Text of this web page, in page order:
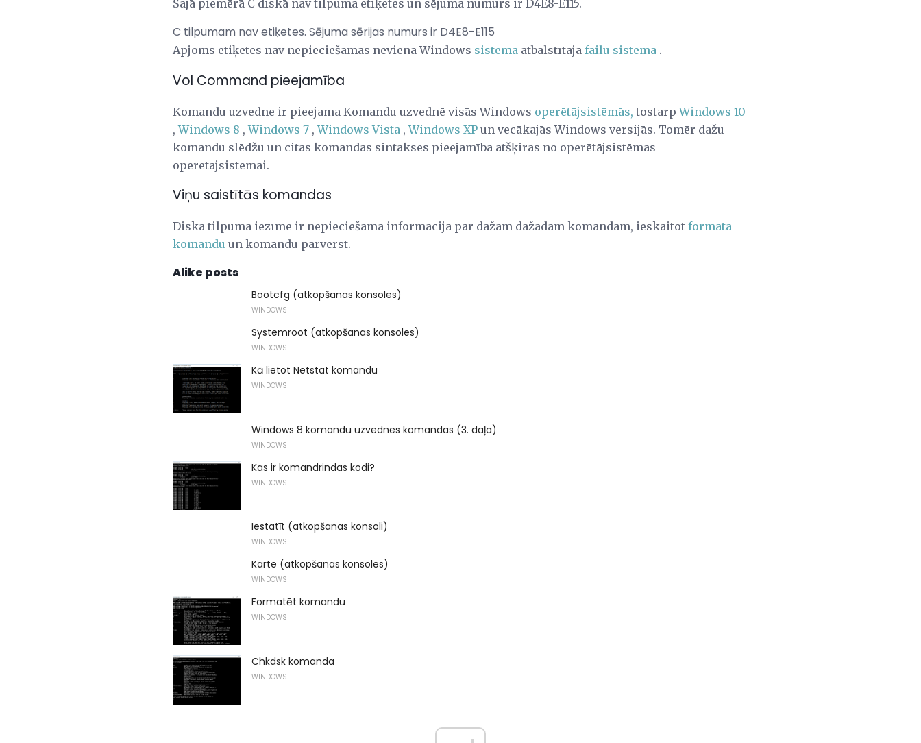
Šajā piemērā C diskā nav tilpuma etiķetes un sējuma numurs ir D4E8-E115.
C tilpumam nav etiķetes. Sējuma sērijas numurs ir D4E8-E115
Apjoms etiķetes nav nepieciešamas nevienā Windows sistēmā atbalstītajā failu sistēmā .
Vol Command pieejamība
Komandu uzvedne ir pieejama Komandu uzvednē visās Windows operētājsistēmās, tostarpWindows 10
,Windows 8 ,Windows 7 ,Windows Vista ,Windows XP un vecākajās Windows versijās. Tomēr dažu
komandu slēdžu un citas komandas sintakses pieejamība atšķiras no operētājsistēmas
operētājsistēmai.
Viņu saistītās komandas
Diska tilpuma iezīme ir nepieciešama informācija par dažām dažādām komandām, ieskaitot formāta
komandu un komandu pārvērst.
Alike posts
Bootcfg (atkopšanas konsoles)
WINDOWS
Systemroot (atkopšanas konsoles)
WINDOWS
Kā lietot Netstat komandu
WINDOWS
Windows 8 komandu uzvednes komandas (3. daļa)
WINDOWS
Kas ir komandrindas kodi?
WINDOWS
Iestatīt (atkopšanas konsoli)
WINDOWS
Karte (atkopšanas konsoles)
WINDOWS
Formatēt komandu
WINDOWS
Chkdsk komanda
WINDOWS